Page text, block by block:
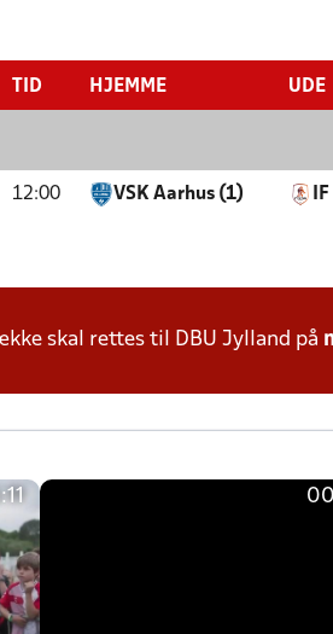
TID HJEMME UDE
12:00 VSK Aarhus (1)
skal rettes til DBU Jylland på